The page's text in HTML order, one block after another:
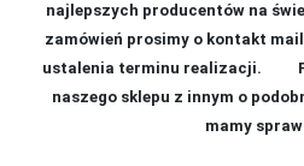
najlepszych producentów na
zamówień prosimy o kontakt
ustalenia terminu realizacji.
naszego sklepu z innym o
mamy